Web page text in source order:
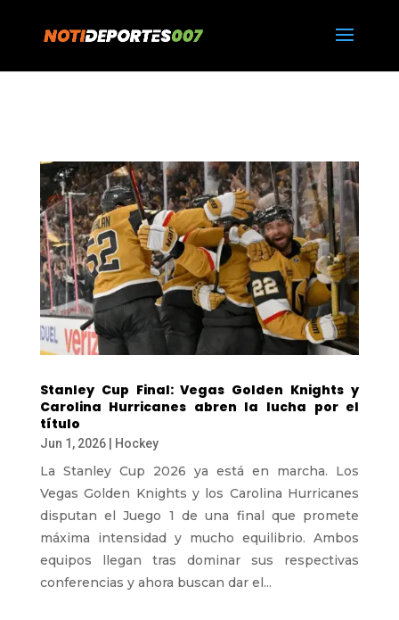
Stanley Cup Final: Vegas Golden Knights y
Carolina Hurricanes abren la lucha por el
título
Jun 1, 2026| Hockey
La Stanley Cup 2026 ya está en marcha. Los
Vegas Golden Knights y los Carolina Hurricanes
disputan el Juego 1 de una final que promete
máxima intensidad y mucho equilibrio. Ambos
equipos llegan tras dominar sus respectivas
conferencias y ahora buscan dar el...